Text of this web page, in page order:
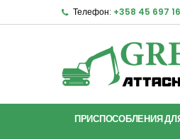
Телефон: +358 45 697
ПРИСПОСОБЛЕНИЯ